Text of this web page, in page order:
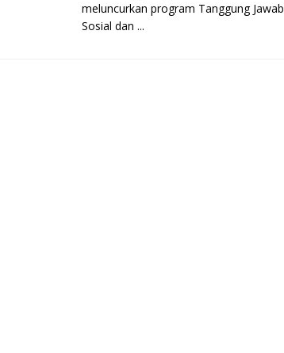
meluncurkan program Tanggung Jawab
Sosial dan ...